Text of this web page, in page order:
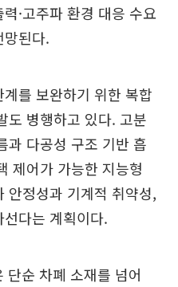
·고주파 환경 대응 수요
된다.
를 보완하기 위한 복합
도 병행하고 있다. 고분
과 다공성 구조 기반 흡
제어가 가능한 지능형
안정성과 기계적 취약성,
다는 계획이다.
단순 차폐 소재를 넘어